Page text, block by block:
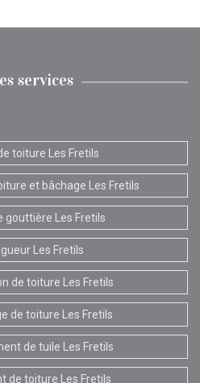
services
toiture Les Fretils
et bâchage Les Fretils
gouttière Les Fretils
Les Fretils
de toiture Les Fretils
de toiture Les Fretils
de tuile Les Fretils
de toiture Les Fretils